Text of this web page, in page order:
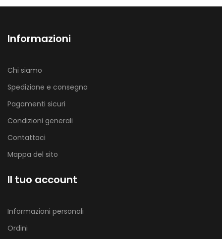
Informazioni
Chi siamo
Spedizione e consegna
Pagamenti sicuri
Condizioni generali
Contattaci
Mappa del sito
Il tuo account
Informazioni personali
Ordini